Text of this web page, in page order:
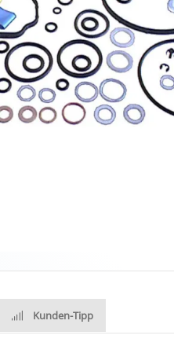
Kunden-Tipp